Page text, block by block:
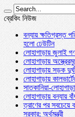
ব্রেকিং নিউজ
বন্যায় ক্ষতিগ্রস্ত
হলো ঢেউটিন
লোহাগাড়ায় জুলাই
লোহাগাড়ায়
লোহাগাড়ায় সড়ক
লোহাগাড়ায়
সাতকানিয়া-
লোহাগাড়ায় বন্যায়
ত্রাণের পর সবচেয়ে
সরকার: অর্থমন্ত্রী